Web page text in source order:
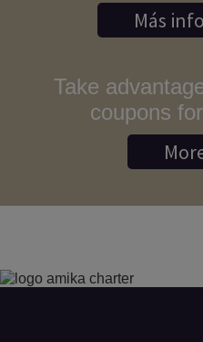
Más
Take
coupons